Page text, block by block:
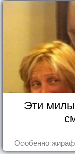
Эти
Особенно